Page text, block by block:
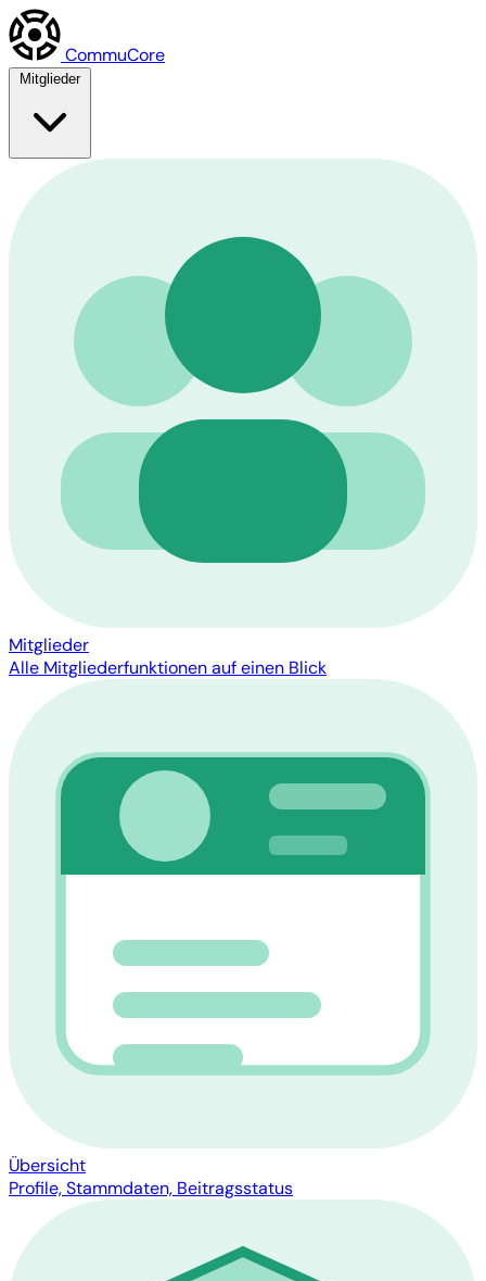
CommuCore
Mitglieder
Mitglieder
Alle Mitgliederfunktionen auf einen Blick
Übersicht
Profile, Stammdaten, Beitragsstatus